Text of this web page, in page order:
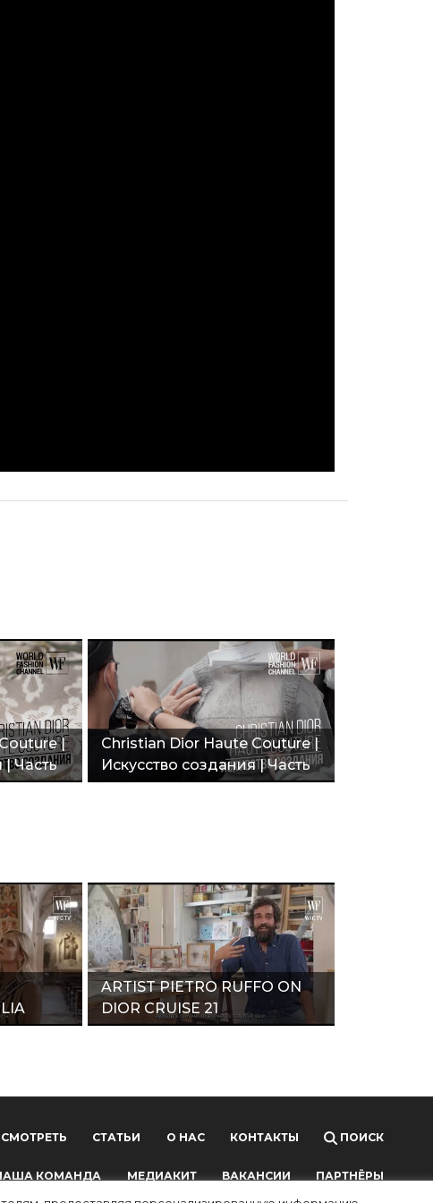
|
| Часть
Christian Dior Haute Couture |
Искусство создания | Часть
3"
ARTIST PIETRO RUFFO ON
DIOR CRUISE 21
COLLECTION"
СМОТРЕТЬ СТАТЬИ О НАС КОНТАКТЫ ПОИСК
КОМАНДА МЕДИАКИТ ВАКАНСИИ ПАРТНЁРЫ